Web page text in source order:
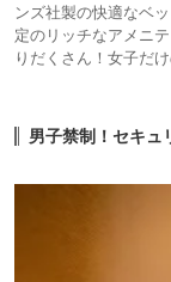
ンズ社製の快適なベ
定のリッチなアメニ
りだくさん！女子だ
男子禁制！セキュ